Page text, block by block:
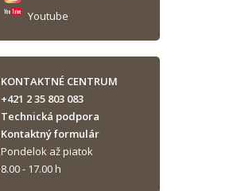
Youtube
KONTAKTNÉ CENTRUM
+421 2 35 803 083
Technická podpora
Kontaktný formulár
Pondelok až piatok
8.00 - 17.00 h